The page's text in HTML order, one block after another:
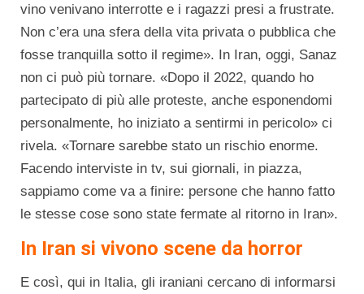
vino venivano interrotte e i ragazzi presi a frustrate.
Non c’era una sfera della vita privata o pubblica che
fosse tranquilla sotto il regime». In Iran, oggi, Sanaz
non ci può più tornare. «Dopo il 2022, quando ho
partecipato di più alle proteste, anche esponendomi
personalmente, ho iniziato a sentirmi in pericolo» ci
rivela. «Tornare sarebbe stato un rischio enorme.
Facendo interviste in tv, sui giornali, in piazza,
sappiamo come va a finire: persone che hanno fatto
le stesse cose sono state fermate al ritorno in Iran».
In Iran si vivono scene da horror
E così, qui in Italia, gli iraniani cercano di informarsi